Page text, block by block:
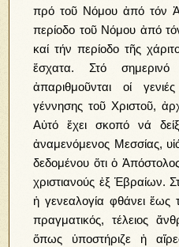
πρό τοῦ Νόμου ἀπό τόν
περίοδο τοῦ Νόμου ἀπό
καί τήν περίοδο τῆς
ἕσχατα. Στό σημερινό
ἀπαριθμοῦνται οί
γέννησης τοῦ Χριστοῦ,
Αὐτό ἔχει σκοπό νά
ἀναμενόμενος Μεσσίας,
δεδομένου ὅτι ὁ
χριστιανούς ἐξ Ἑβραίων.
ἡ γενεαλογία φθάνει
πραγματικός, τέλειος
ὅπως ὑποστήριζε ἡ